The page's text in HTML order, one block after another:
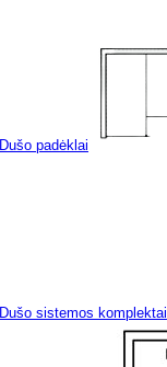
Dušo padėklai
Dušo sistemos komplektai